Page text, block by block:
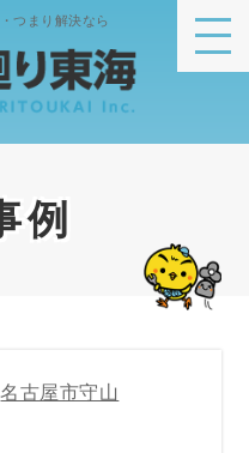
つまり解決なら
例
名古屋市守山